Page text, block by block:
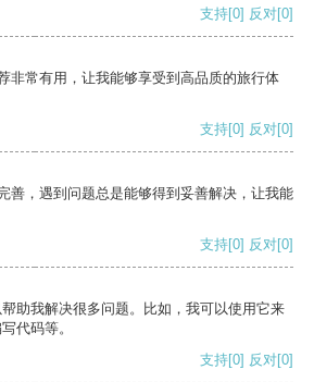
支持[0] 反对[0]
非常有用，让我能够享受到高品质的旅行体
支持[0] 反对[0]
善，遇到问题总是能够得到妥善解决，让我能
支持[0] 反对[0]
助我解决很多问题。比如，我可以使用它来
代码等。
支持[0] 反对[0]